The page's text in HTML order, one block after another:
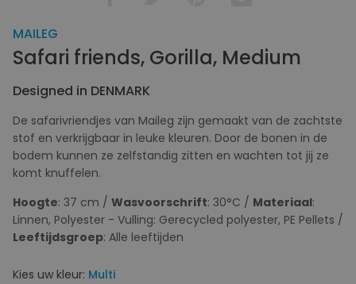
MAILEG
Safari friends, Gorilla, Medium
Designed in DENMARK
De safarivriendjes van Maileg zijn gemaakt van de zachtste
stof en verkrijgbaar in leuke kleuren. Door de bonen in de
bodem kunnen ze zelfstandig zitten en wachten tot jij ze
komt knuffelen.
Hoogte: 37 cm / Wasvoorschrift: 30°C / Materiaal:
Linnen, Polyester - Vulling: Gerecycled polyester, PE Pellets /
Leeftijdsgroep: Alle leeftijden
Kies uw kleur: Multi